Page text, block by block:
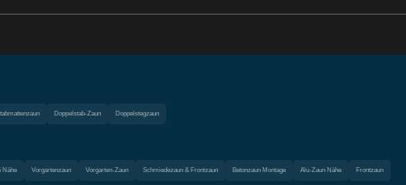
Doppelstab-Zaun Doppelstegzaun
Nähe Vorgartenzaun Vorgarten-Zaun Schmiedezaun & Frontzaun Betonzaun Montage Alu-Zaun Nähe Frontzaun